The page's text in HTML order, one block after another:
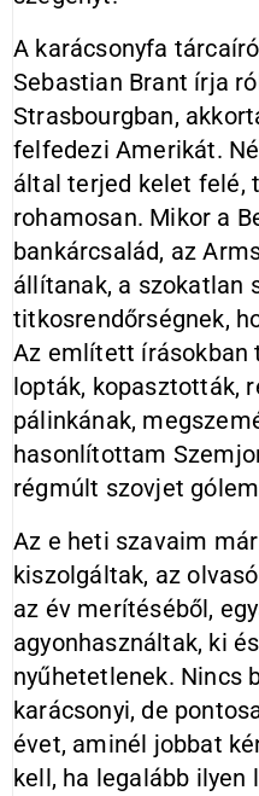
A karácsonyfa
Sebastian Brant írja
Strasbourgban,
felfedezi Amerikát.
által terjed kelet felé,
rohamosan. Mikor a
bankárcsalád, az
állítanak, a szokatlan
titkosrendőrségnek,
Az említett írásokban
lopták, kopasztották,
pálinkának,
hasonlítottam
régmúlt szovjet
Az e heti szavaim
kiszolgáltak, az
az év merítéséből,
agyonhasználtak, ki
nyűhetetlenek. Nincs
karácsonyi, de
évet, aminél jobbat
kell, ha legalább ilyen